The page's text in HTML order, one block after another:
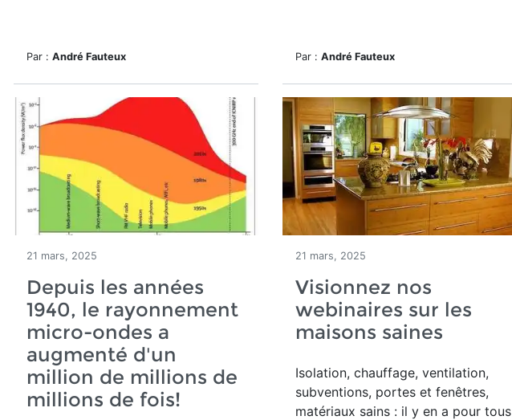
Par : André Fauteux Par : André Fauteux
21 mars, 2025
Depuis les années
1940, le rayonnement
micro-ondes a
augmenté d'un
million de millions de
millions de fois!
21 mars, 2025
Visionnez nos
webinaires sur les
maisons saines
Isolation, chauffage, ventilation,
subventions, portes et fenêtres,
matériaux sains : il y en a pour tous